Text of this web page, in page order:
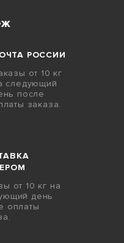
РОССИИ
от 10 кг
следующий
после
заказа.
от 10 кг на
день
оплаты